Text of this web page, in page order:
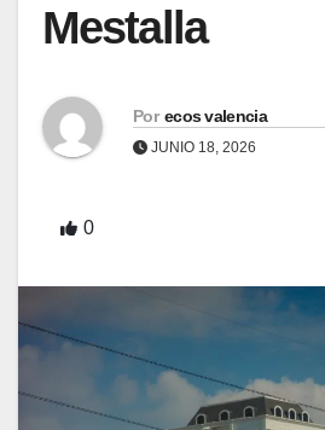
Mestalla
Por ecos valencia
JUNIO 18, 2026
0